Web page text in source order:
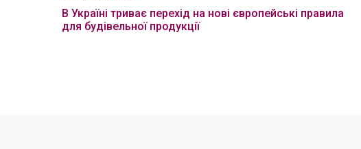
В Україні триває перехід на нові європейські правила
для будівельної продукції